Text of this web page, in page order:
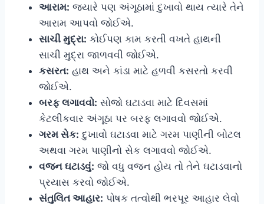
આરામ: જ્યારે પણ અંગૂઠામાં દુખાવો થાય ત્યારે તેને
આરામ આપવો જોઈએ.
સાચી મુદ્રા: કોઈપણ કામ કરતી વખતે હાથની
સાચી મુદ્રા જાળવવી જોઈએ.
કસરત: હાથ અને કાંડા માટે હળવી કસરતો કરવી
જોઈએ.
બરફ લગાવવો: સોજો ઘટાડવા માટે દિવસમાં
કેટલીકવાર અંગૂઠા પર બરફ લગાવવો જોઈએ.
ગરમ સેક: દુખાવો ઘટાડવા માટે ગરમ પાણીની બોટલ
અથવા ગરમ પાણીનો સેક લગાવવો જોઈએ.
વજન ઘટાડવું: જો વધુ વજન હોય તો તેને ઘટાડવાનો
પ્રયાસ કરવો જોઈએ.
સંતુલિત આહાર: પોષક તત્વોથી ભરપૂર આહાર લેવો